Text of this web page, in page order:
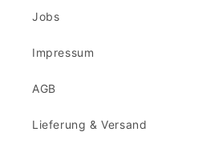
Jobs
Impressum
AGB
Lieferung & Versand